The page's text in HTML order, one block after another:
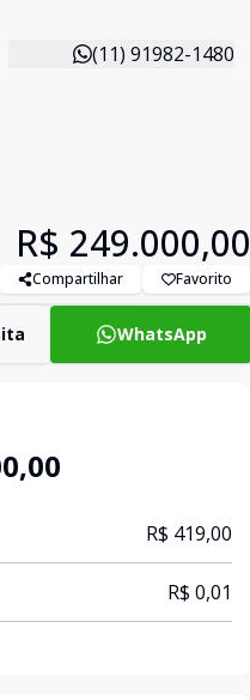
(11) 91982-1480
R$ 249.000,00
Compartilhar Favorito
WhatsApp
R$ 419,00
R$ 0,01